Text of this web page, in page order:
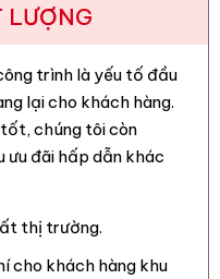
LƯỢNG
trình là yếu tố đầu
lại cho khách hàng.
chúng tôi còn
ưu đãi hấp dẫn khác
thị trường.
cho khách hàng khu